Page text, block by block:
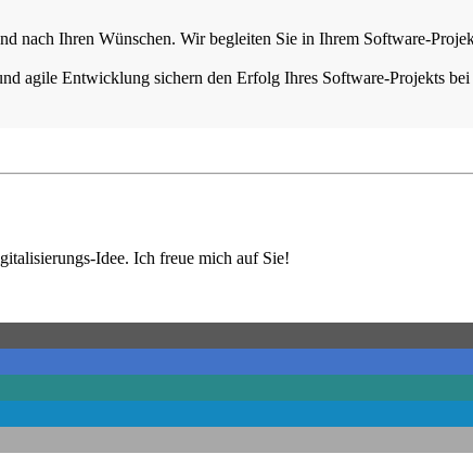
Ihren Wünschen. Wir begleiten Sie in Ihrem Software-
agile Entwicklung sichern den Erfolg Ihres Software-Projekts
Idee. Ich freue mich auf Sie!